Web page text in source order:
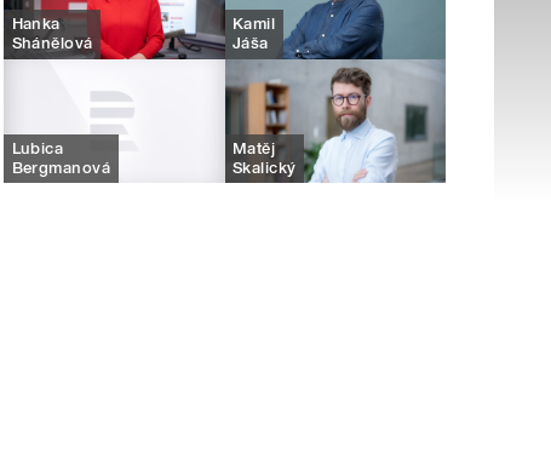
Hanka
Shánělová
Kamil
Jáša
Lubica
Bergmanová
Matěj
Skalický